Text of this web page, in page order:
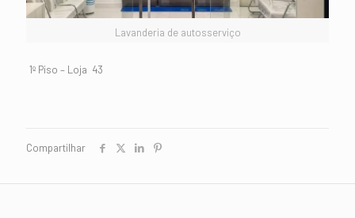
Lavanderia de autosserviço
1º Piso – Loja 43
Compartilhar